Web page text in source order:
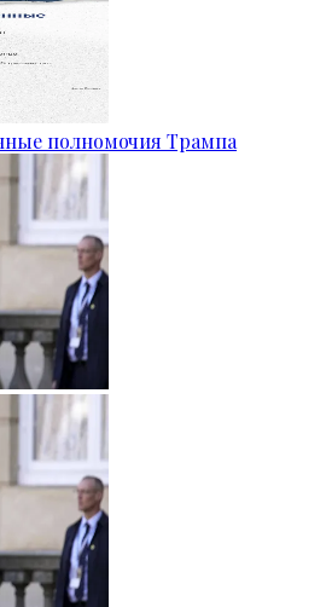
полномочия Трампа